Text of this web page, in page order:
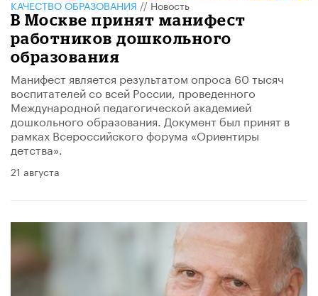
КАЧЕСТВО ОБРАЗОВАНИЯ//Новость
В Москве принят манифест
работников дошкольного
образования
Манифест является результатом опроса 60 тысяч
воспитателей со всей России, проведенного
Международной педагогической академией
дошкольного образования. Документ был принят в
рамках Всероссийского форума «Ориентиры
детства».
21 августа